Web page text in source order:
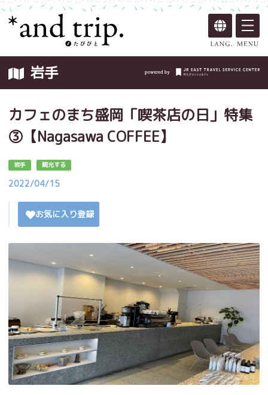
岩手
カフェのまち盛岡「喫茶店の日」特集
③【Nagasawa COFFEE】
岩手 観光する
2022/04/15
お気に入り登録